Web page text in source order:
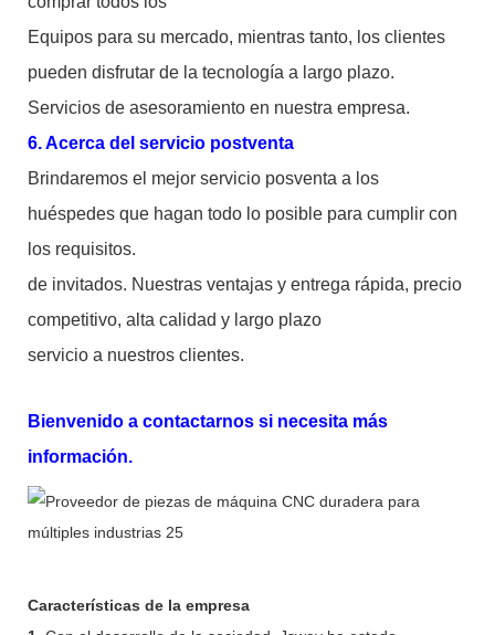
Equipos para su mercado, mientras tanto, los clientes
pueden disfrutar de la tecnología a largo plazo.
Servicios de asesoramiento en nuestra empresa.
6. Acerca del servicio postventa
Brindaremos el mejor servicio posventa a los
huéspedes que hagan todo lo posible para cumplir con
los requisitos.
de invitados. Nuestras ventajas y entrega rápida, precio
competitivo, alta calidad y largo plazo
servicio a nuestros clientes.
Bienvenido a contactarnos si necesita más
información.
Características de la empresa